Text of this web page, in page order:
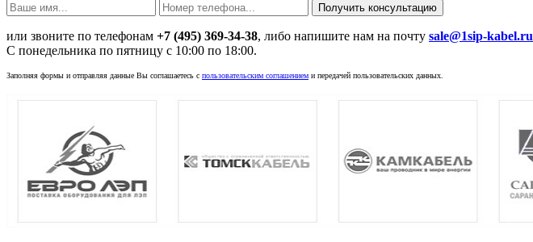
или звоните по телефонам +7 (495) 369-34-38, либо напишите нам на почту sale@1sip-kabel.ru
C понедельника по пятницу с 10:00 по 18:00.
Заполняя формы и отправляя данные Вы соглашаетесь с пользовательским соглашением и передачей пользовательских данных.